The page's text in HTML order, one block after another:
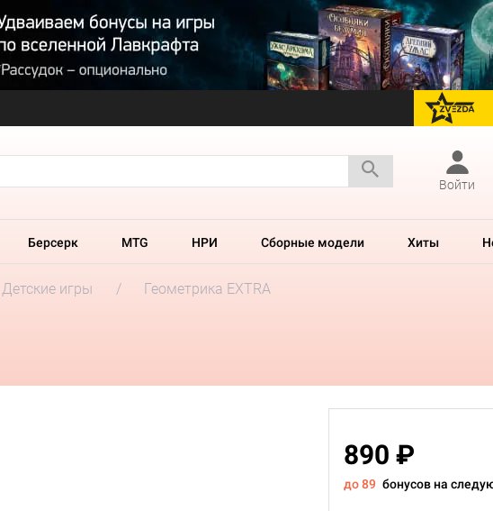
перейти на
Войти
Берсерк MTG НРИ Сборные модели Хиты
Детские игры Геометрика EХTRA
890 ₽
до 89 бонусов на